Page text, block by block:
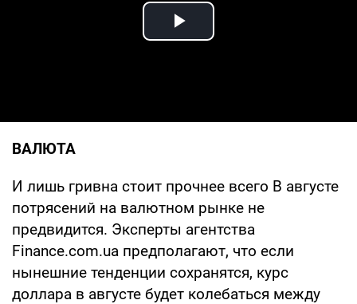
Play Video
ВАЛЮТА
И лишь гривна стоит прочнее всего В августе
потрясений на валютном рынке не
предвидится. Эксперты агентства
Finance.com.ua предполагают, что если
нынешние тенденции сохранятся, курс
доллара в августе будет колебаться между